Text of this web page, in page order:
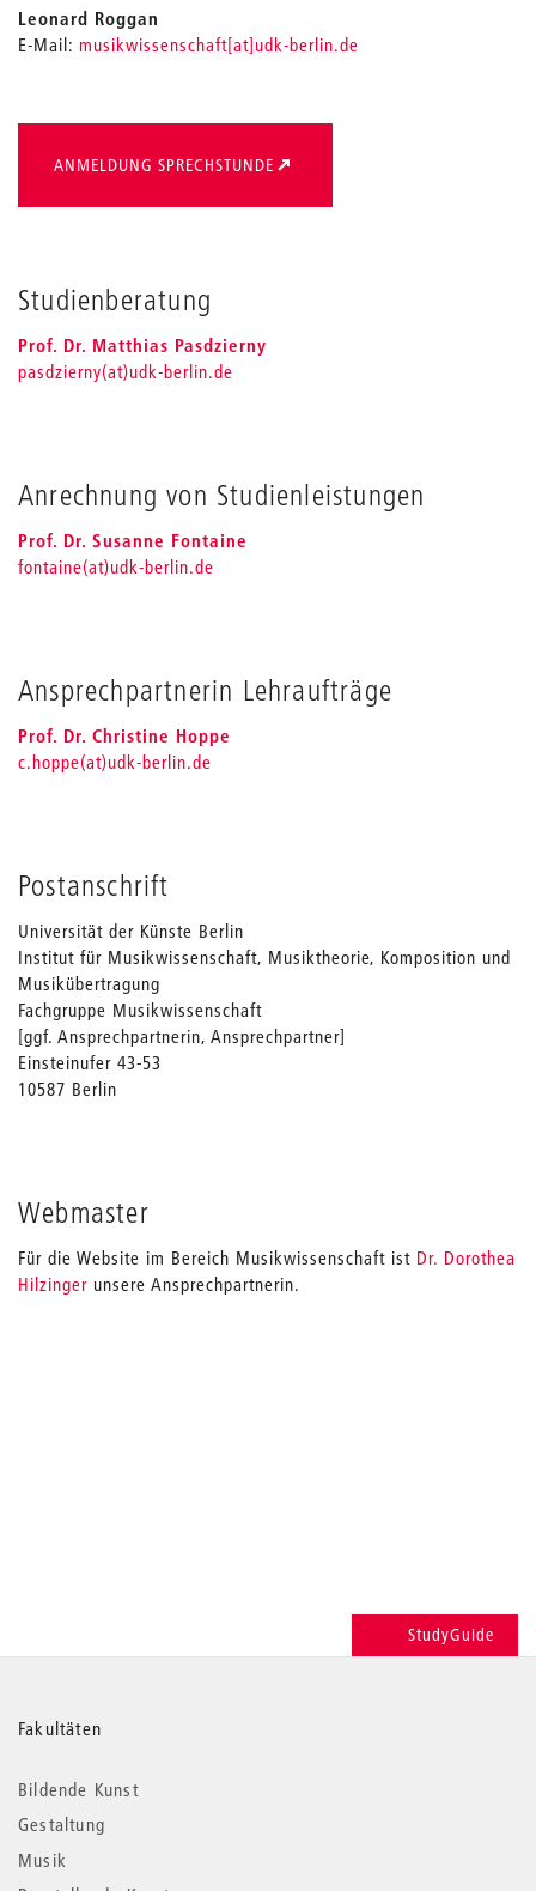
Leonard Roggan
E-Mail: musikwissenschaft[at]udk-berlin.de
ANMELDUNG SPRECHSTUNDE
Studienberatung
Prof. Dr. Matthias Pasdzierny
pasdzierny(at)udk-berlin.de
Anrechnung von Studienleistungen
Prof. Dr. Susanne Fontaine
fontaine(at)udk-berlin.de
Ansprechpartnerin Lehraufträge
Prof. Dr. Christine Hoppe
c.hoppe(at)udk-berlin.de
Postanschrift
Universität der Künste Berlin
Institut für Musikwissenschaft, Musiktheorie, Komposition und
Musikübertragung
Fachgruppe Musikwissenschaft
[ggf. Ansprechpartnerin, Ansprechpartner]
Einsteinufer 43-53
10587 Berlin
Webmaster
Für die Website im Bereich Musikwissenschaft ist Dr. Dorothea
Hilzinger unsere Ansprechpartnerin.
StudyGuide
Weitere
Informationen
Fakultäten
Bildende Kunst
Gestaltung
Musik